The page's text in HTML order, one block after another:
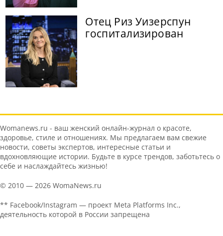
Отец Риз Уизерспун
госпитализирован
Womanews.ru - ваш женский онлайн-журнал о красоте,
здоровье, стиле и отношениях. Мы предлагаем вам свежие
новости, советы экспертов, интересные статьи и
вдохновляющие истории. Будьте в курсе трендов, заботьтесь о
себе и наслаждайтесь жизнью!
© 2010 — 2026 WomaNews.ru
** Facebook/Instagram — проект Meta Platforms Inc.,
деятельность которой в России запрещена